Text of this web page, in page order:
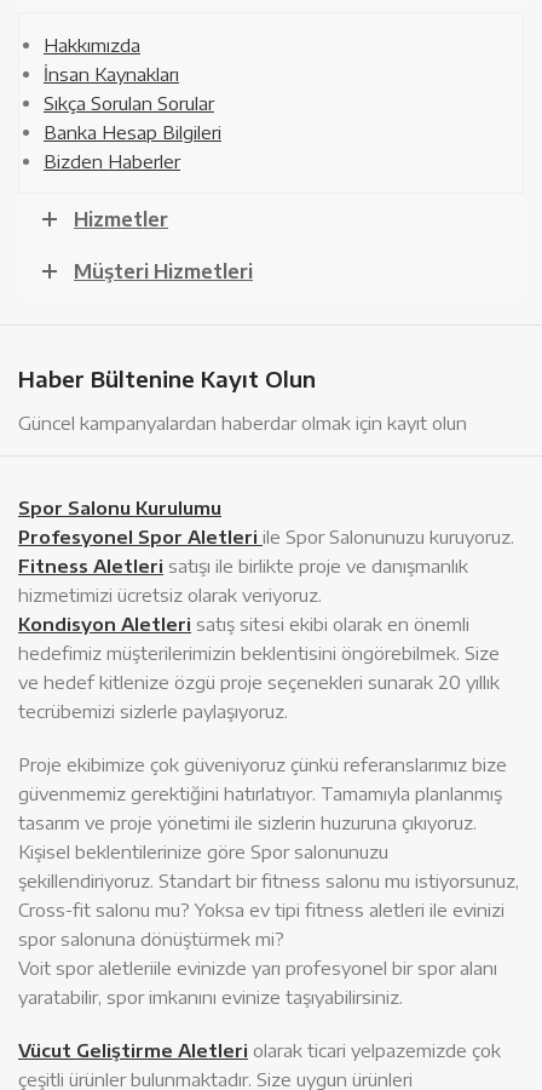
Hakkımızda
İnsan Kaynakları
Sıkça Sorulan Sorular
Banka Hesap Bilgileri
Bizden Haberler
Hizmetler
Müşteri Hizmetleri
Haber Bültenine Kayıt Olun
Güncel kampanyalardan haberdar olmak için kayıt olun
Spor Salonu Kurulumu
Profesyonel Spor Aletleri ile Spor Salonunuzu kuruyoruz.
Fitness Aletleri satışı ile birlikte proje ve danışmanlık
hizmetimizi ücretsiz olarak veriyoruz.
Kondisyon Aletleri satış sitesi ekibi olarak en önemli
hedefimiz müşterilerimizin beklentisini öngörebilmek. Size
ve hedef kitlenize özgü proje seçenekleri sunarak 20 yıllık
tecrübemizi sizlerle paylaşıyoruz.
Proje ekibimize çok güveniyoruz çünkü referanslarımız bize
güvenmemiz gerektiğini hatırlatıyor. Tamamıyla planlanmış
tasarım ve proje yönetimi ile sizlerin huzuruna çıkıyoruz.
Kişisel beklentilerinize göre Spor salonunuzu
şekillendiriyoruz. Standart bir fitness salonu mu istiyorsunuz,
Cross-fit salonu mu? Yoksa ev tipi fitness aletleri ile evinizi
spor salonuna dönüştürmek mi?
Voit spor aletleriile evinizde yarı profesyonel bir spor alanı
yaratabilir, spor imkanını evinize taşıyabilirsiniz.
Vücut Geliştirme Aletleri olarak ticari yelpazemizde çok
çeşitli ürünler bulunmaktadır. Size uygun ürünleri